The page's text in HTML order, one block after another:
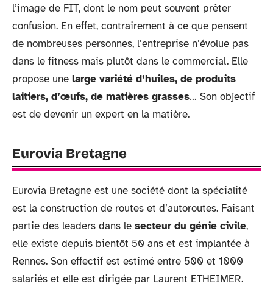
l’image de FIT, dont le nom peut souvent prêter
confusion. En effet, contrairement à ce que pensent
de nombreuses personnes, l’entreprise n’évolue pas
dans le fitness mais plutôt dans le commercial. Elle
propose une large variété d’huiles, de produits
laitiers, d’œufs, de matières grasses… Son objectif
est de devenir un expert en la matière.
Eurovia Bretagne
Eurovia Bretagne est une société dont la spécialité
est la construction de routes et d’autoroutes. Faisant
partie des leaders dans le secteur du génie civile,
elle existe depuis bientôt 50 ans et est implantée à
Rennes. Son effectif est estimé entre 500 et 1000
salariés et elle est dirigée par Laurent ETHEIMER.